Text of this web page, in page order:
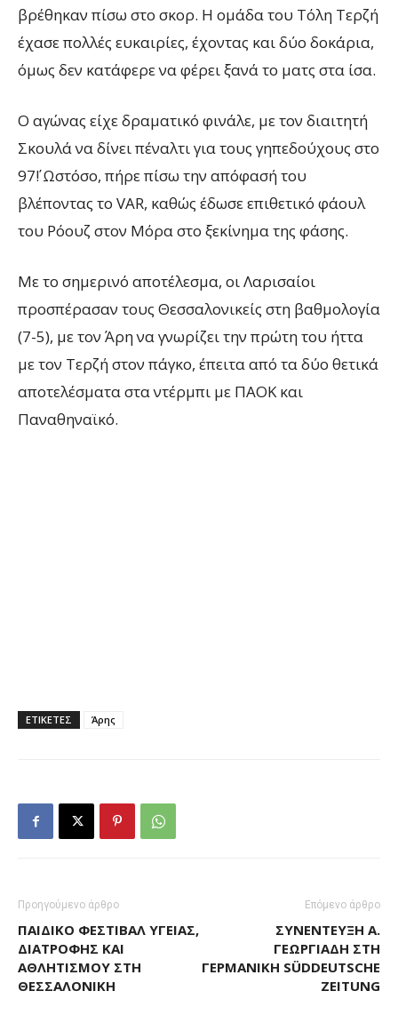
βρέθηκαν πίσω στο σκορ. Η ομάδα του Τόλη Τερζή
έχασε πολλές ευκαιρίες, έχοντας και δύο δοκάρια,
όμως δεν κατάφερε να φέρει ξανά το ματς στα ίσα.
Ο αγώνας είχε δραματικό φινάλε, με τον διαιτητή
Σκουλά να δίνει πέναλτι για τους γηπεδούχους στο
97΄! Ωστόσο, πήρε πίσω την απόφασή του
βλέποντας το VAR, καθώς έδωσε επιθετικό φάουλ
του Ρόουζ στον Μόρα στο ξεκίνημα της φάσης.
Με το σημερινό αποτέλεσμα, οι Λαρισαίοι
προσπέρασαν τους Θεσσαλονικείς στη βαθμολογία
(7-5), με τον Άρη να γνωρίζει την πρώτη του ήττα
με τον Τερζή στον πάγκο, έπειτα από τα δύο θετικά
αποτελέσματα στα ντέρμπι με ΠΑΟΚ και
Παναθηναϊκό.
ΕΤΙΚΕΤΕΣ Άρης
Προηγούμενο άρθρο
ΠΑΙΔΙΚΌ ΦΕΣΤΙΒΆΛ ΥΓΕΊΑΣ,
ΔΙΑΤΡΟΦΉΣ ΚΑΙ
ΑΘΛΗΤΙΣΜΟΎ ΣΤΗ
ΘΕΣΣΑΛΟΝΊΚΗ
Επόμενο άρθρο
ΣΥΝΈΝΤΕΥΞΗ Ά.
ΓΕΩΡΓΙΆΔΗ ΣΤΗ
ΓΕΡΜΑΝΙΚΉ SÜDDEUTSCHE
ZEITUNG